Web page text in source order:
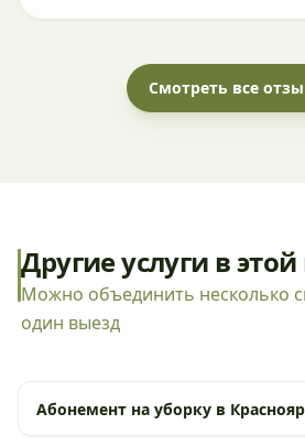
Смотреть все
Другие услуги в
Можно объединить несколько
один выезд
Абонемент на уборку в